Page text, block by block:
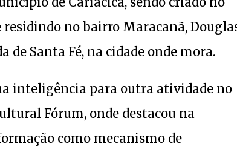
no bairro Maracanã,
de Santa Fé, na cidade onde mora.
inteligência para outra atividade no
Fórum, onde destacou na
como mecanismo de